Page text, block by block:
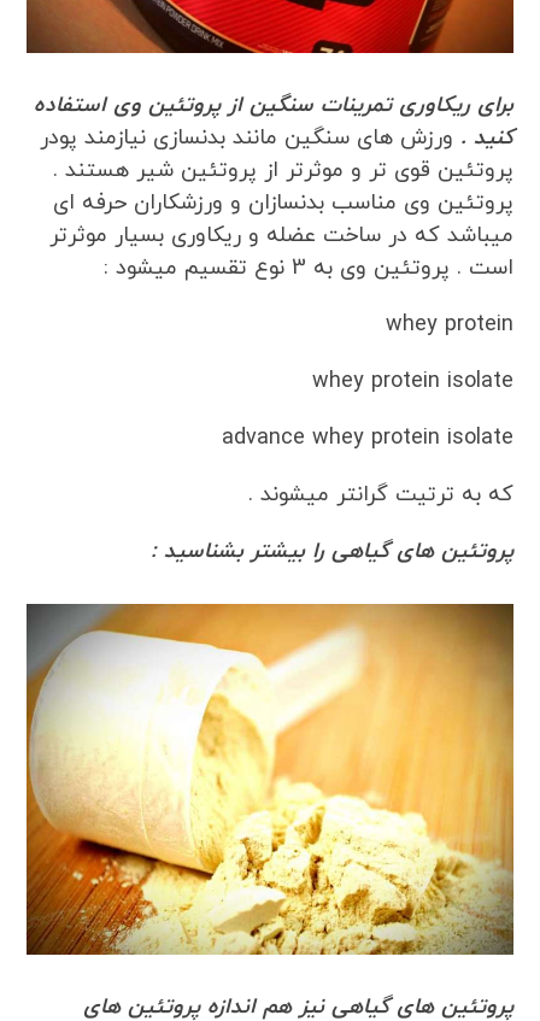
برای ریکاوری تمرینات سنگین از پروتئین وی استفاده
کنید . ورزش های سنگین مانند بدنسازی نیازمند پودر
پروتئین قوی تر و موثرتر از پروتئین شیر هستند .
پروتئین وی مناسب بدنسازان و ورزشکاران حرفه ای
میباشد که در ساخت عضله و ریکاوری بسیار موثرتر
است . پروتئین وی به 3 نوع تقسیم میشود :
whey protein
whey protein isolate
advance whey protein isolate
که به ترتیت گرانتر میشوند .
پروتئین های گیاهی را بیشتر بشناسید :
پروتئین های گیاهی نیز هم اندازه پروتئین های